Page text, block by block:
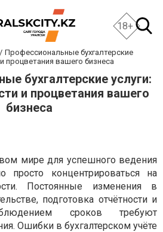
18+
Профессиональные бухгалтерские
процветания вашего бизнеса
бухгалтерские услуги:
и процветания вашего
бизнеса
мире для успешного ведения
просто концентрироваться на
Постоянные изменения в
подготовка отчётности и
сроков требуют
Ошибки в бухгалтерском учёте